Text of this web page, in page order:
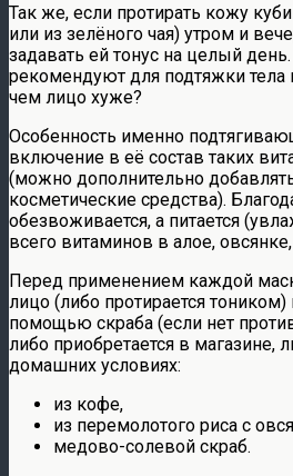
Так же, если протирать кожу
или из зелёного чая) утром и
задавать ей тонус на целый
рекомендуют для подтяжки тела
чем лицо хуже?
Особенность именно
включение в её состав таких
(можно дополнительно
косметические средства).
обезвоживается, а питается
всего витаминов в алое,
Перед применением каждой
лицо (либо протирается тоником)
помощью скраба (если нет
либо приобретается в магазине,
домашних условиях:
из кофе,
из перемолотого риса с
медово-солевой скраб.